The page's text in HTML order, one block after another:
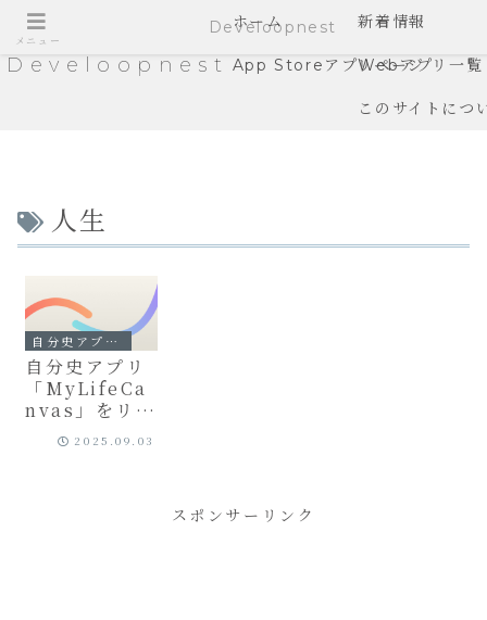
Develoopnest
ホーム 新着情報
App Storeアプリページ
Webアプリ一覧
このサイトにつ
人生
自分史アプリ - MyLifeCanvas
自分史アプリ
「MyLifeCa
nvas」をリリ
ースしまし
た！
2025.09.03
スポンサーリンク
メニュー
Develoopnest